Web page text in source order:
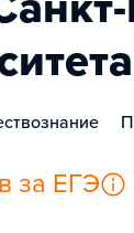
за ЕГЭ